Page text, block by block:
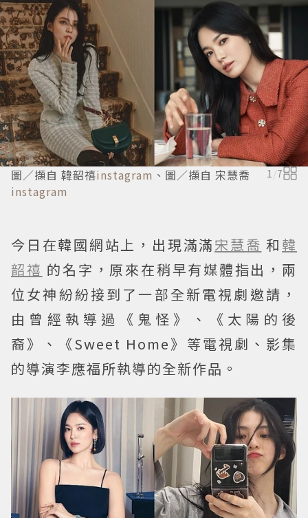
圖／擷自 韓韶禧instagram 、圖／擷自 宋慧喬
instagram
1 /7
今日在韓國網站上，出現滿滿宋慧喬 和 韓
韶禧 的名字，原來在稍早有媒體指出，兩
位女神紛紛接到了一部全新電視劇邀請，
由曾經執導過《鬼怪》、《太陽的後
裔》、《Sweet Home》等電視劇、影集
的導演李應福所執導的全新作品。